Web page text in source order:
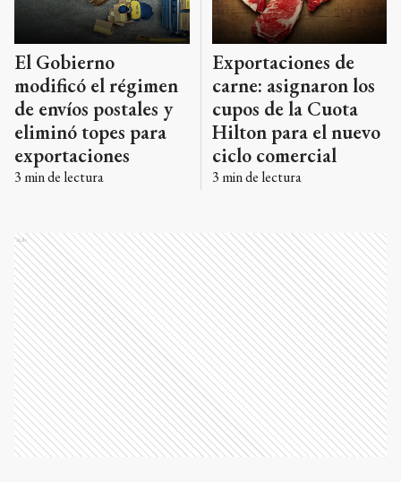
El Gobierno
modificó el régimen
de envíos postales y
eliminó topes para
exportaciones
3 min de lectura
Exportaciones de
carne: asignaron los
cupos de la Cuota
Hilton para el nuevo
ciclo comercial
3 min de lectura
Ads